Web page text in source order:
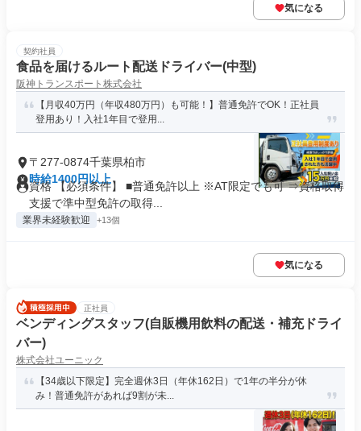
気になる
契約社員
食品を届けるルート配送ドライバー(中型)
阪神トランスポート株式会社
【月収40万円（年収480万円）も可能！】普通免許でOK！正社員
登用あり！入社1年目で登用...
〒277-0874千葉県柏市
時給1400円以上
資格 【必須条件】 ■普通免許以上 ※AT限定でも可 ⇒資格取得
支援で準中型免許の取得...
業界未経験歓迎 +13個
気になる
正社員
ベンディングスタッフ(自販機用飲料の配送・補充ドライ
バー)
株式会社ユーニック
【34歳以下限定】完全週休3日（年休162日）で1年の半分が休
み！普通免許があれば9割が未...